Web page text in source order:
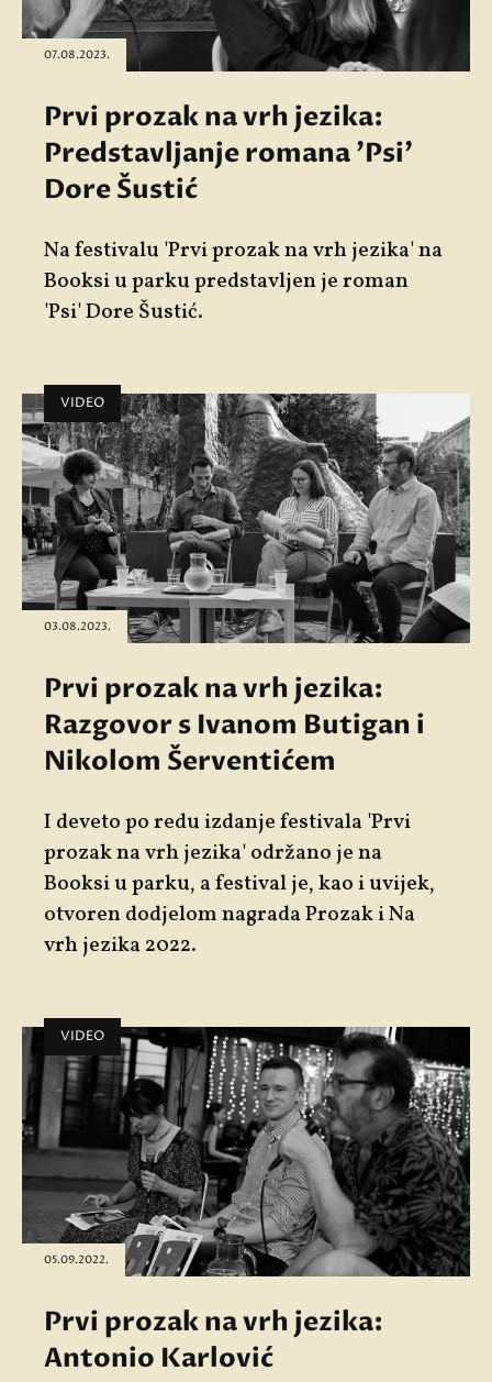
07.08.2023.
Prvi prozak na vrh jezika:
Predstavljanje romana 'Psi'
Dore Šustić
Na festivalu 'Prvi prozak na vrh jezika' na
Booksi u parku predstavljen je roman
'Psi' Dore Šustić.
VIDEO
03.08.2023.
Prvi prozak na vrh jezika:
Razgovor s Ivanom Butigan i
Nikolom Šerventićem
I deveto po redu izdanje festivala 'Prvi
prozak na vrh jezika' održano je na
Booksi u parku, a festival je, kao i uvijek,
otvoren dodjelom nagrada Prozak i Na
vrh jezika 2022.
VIDEO
05.09.2022.
Prvi prozak na vrh jezika:
Antonio Karlović